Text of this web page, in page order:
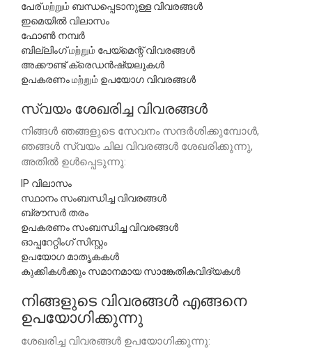
പേര് மற்றும் ബന്ധപ്പെടാനുള്ള വിവരങ്ങൾ
ഇമെയിൽ വിലാസം
ഫോൺ നമ്പർ
ബില്ലിംഗ് மற்றும் പേയ്മെന്റ് വിവരങ്ങൾ
അക്കൗണ്ട് ക്രെഡൻഷ്യലുകൾ
ഉപകരണം மற்றும் ഉപയോഗ വിവരങ്ങൾ
സ്വയം ശേഖരിച്ച വിവരങ്ങൾ
നിങ്ങൾ ഞങ്ങളുടെ സേവനം സന്ദർശിക്കുമ്പോൾ,
ഞങ്ങൾ സ്വയം ചില വിവരങ്ങൾ ശേഖരിക്കുന്നു,
അതിൽ ഉൾപ്പെടുന്നു:
IP വിലാസം
സ്ഥാനം സംബന്ധിച്ച വിവരങ്ങൾ
ബ്രൗസർ തരം
ഉപകരണം സംബന്ധിച്ച വിവരങ്ങൾ
ഓപ്പറേറ്റിംഗ് സിസ്റ്റം
ഉപയോഗ മാതൃകകൾ
കുക്കികൾക്കും സമാനമായ സാങ്കേതികവിദ്യകൾ
നിങ്ങളുടെ വിവരങ്ങൾ എങ്ങനെ
ഉപയോഗിക്കുന്നു
ശേഖരിച്ച വിവരങ്ങൾ ഉപയോഗിക്കുന്നു: